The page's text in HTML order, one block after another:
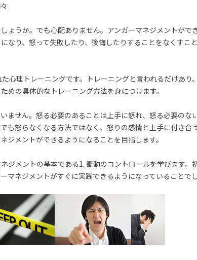
ょうか。でも心配ありません。アンガーマネジメントがで
なり、怒って失敗したり、後悔したりすることをなくすこ
心理トレーニングです。トレーニングと言われるだけあり
めの具体的なトレーニング方法を身につけます。
ません。怒る必要のあることは上手に怒れ、怒る必要のな
も怒らなくなる方法ではなく、怒りの感情と上手に付き合
メントができるようになることを目指します。
ジメントの基本である1. 衝動のコントロールを学びます。
ネジメントがすぐに実践できるようになっていることでし